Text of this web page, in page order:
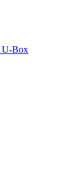
U-Box